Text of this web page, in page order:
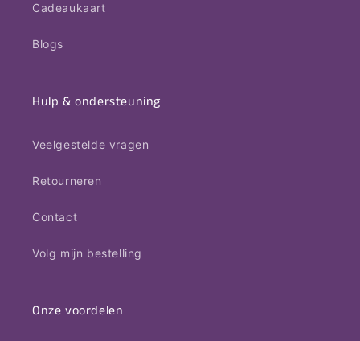
Cadeaukaart
Blogs
Hulp & ondersteuning
Veelgestelde vragen
Retourneren
Contact
Volg mijn bestelling
Onze voordelen